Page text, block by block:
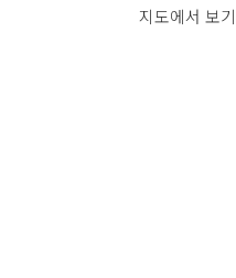
지도에서 보기